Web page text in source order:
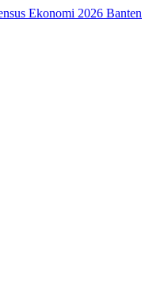
Ekonomi 2026 Banten